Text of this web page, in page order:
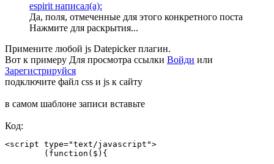
espirit написал(а):
Да, поля, отмеченные для этого конкретного поста
Нажмите для раскрытия...
Примените любой js Datepicker плагин.
Вот к примеру Для просмотра ссылки Войди или
Зарегистрируйся
подключите файл css и js к сайту
в самом шаблоне записи вставьте
Код:
<script type="text/javascript">
        (function($){